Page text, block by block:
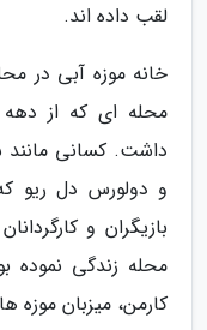
لقب داده اند.
خانه موزه آبی در
داشت. کسانی مانند
و دولورس دل ریو
بازیگران و
محله زندگی نموده
کارمن، میزبان